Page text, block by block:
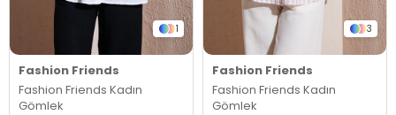
1
Fashion Friends
Fashion Friends Kadın
Gömlek
3
Fashion Friends
Fashion Friends Kadın
Gömlek